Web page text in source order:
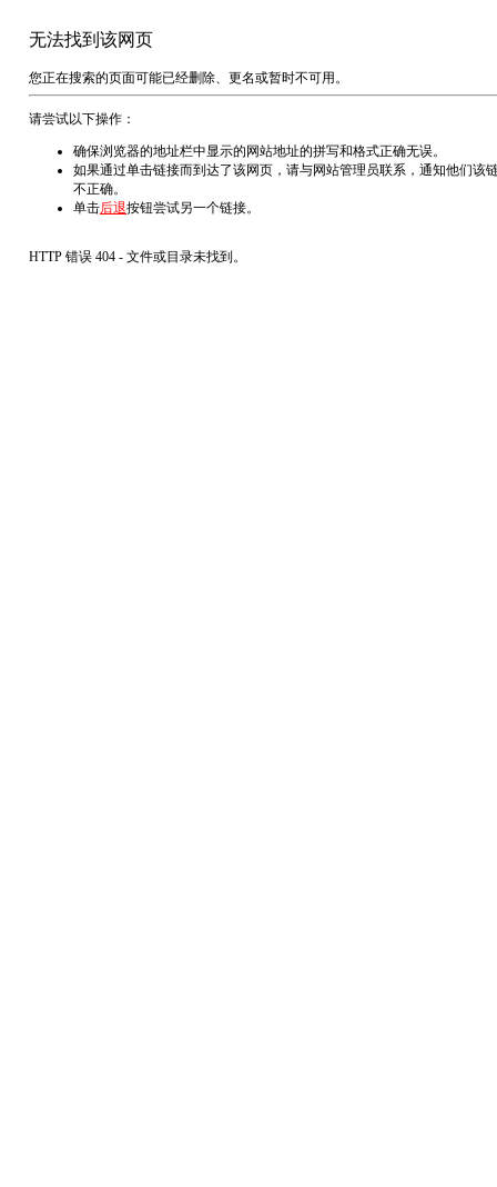
无法找到该网页
您正在搜索的页面可能已经删除、更名或暂时不可用。
请尝试以下操作：
确保浏览器的地址栏中显示的网站地址的拼写和格式正确无误。
如果通过单击链接而到达了该网页，请与网站管理员联系，通知他们该
不正确。
单击后退按钮尝试另一个链接。
HTTP 错误 404 - 文件或目录未找到。